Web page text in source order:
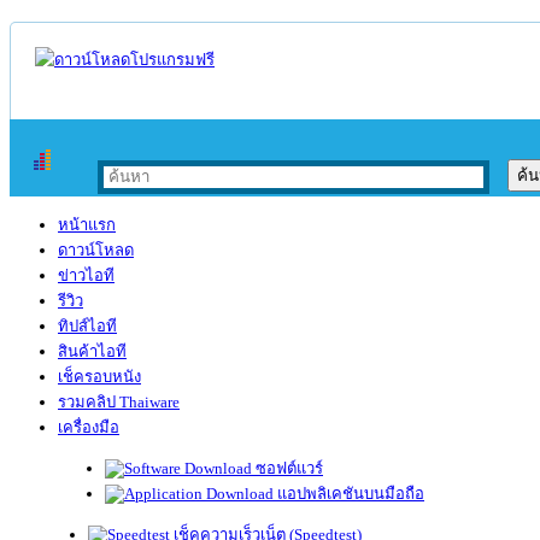
หน้าแรก
ดาวน์โหลด
ข่าวไอที
รีวิว
ทิปส์ไอที
สินค้าไอที
เช็ครอบหนัง
รวมคลิป Thaiware
เครื่องมือ
ซอฟต์แวร์
แอปพลิเคชันบนมือถือ
เช็คความเร็วเน็ต (Speedtest)